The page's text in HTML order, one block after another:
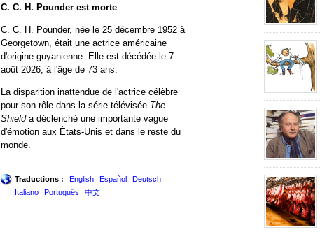
C. C. H. Pounder est morte
C. C. H. Pounder, née le 25 décembre 1952 à
Georgetown, était une actrice américaine
d'origine guyanienne. Elle est décédée le 7
août 2026, à l'âge de 73 ans.
La disparition inattendue de l'actrice célèbre
pour son rôle dans la série télévisée The
Shielda déclenché une importante vague
d'émotion aux États-Unis et dans le reste du
monde.
Traductions : English Español
Deutsch
Italiano
Português 中文